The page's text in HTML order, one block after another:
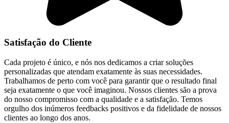
Satisfação do Cliente
Cada projeto é único, e nós nos dedicamos a criar soluções
personalizadas que atendam exatamente às suas necessidades.
Trabalhamos de perto com você para garantir que o resultado final
seja exatamente o que você imaginou. Nossos clientes são a prova
do nosso compromisso com a qualidade e a satisfação. Temos
orgulho dos inúmeros feedbacks positivos e da fidelidade de nossos
clientes ao longo dos anos.